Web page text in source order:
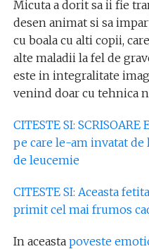
Micuta a dorit sa ii fie
desen animat si sa
cu boala cu alti copii,
alte maladii la fel de
este in integralitate
venind doar cu tehnica
CITESTE SI:
pe care le-am invatat de
de leucemie
CITESTE SI: Aceasta
primit cel mai frumos
In aceastapoveste